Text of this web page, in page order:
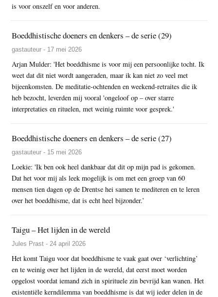
is voor onszelf en voor anderen.
Boeddhistische doeners en denkers – de serie (29)
gastauteur - 17 mei 2026
Arjan Mulder: 'Het boeddhisme is voor mij een persoonlijke tocht. Ik
weet dat dit niet wordt aangeraden, maar ik kan niet zo veel met
bijeenkomsten. De meditatie-ochtenden en weekend-retraites die ik
heb bezocht, leverden mij vooral 'ongeloof op – over starre
interpretaties en rituelen, met weinig ruimte voor gesprek.'
Boeddhistische doeners en denkers – de serie (27)
gastauteur - 15 mei 2026
Loekie: 'Ik ben ook heel dankbaar dat dit op mijn pad is gekomen.
Dat het voor mij als leek mogelijk is om met een groep van 60
mensen tien dagen op de Drentse hei samen te mediteren en te leren
over het boeddhisme, dat is echt heel bijzonder.’
Taigu – Het lijden in de wereld
Jules Prast - 24 april 2026
Het komt Taigu voor dat boeddhisme te vaak gaat over ‘verlichting’
en te weinig over het lijden in de wereld, dat eerst moet worden
opgelost voordat iemand zich in spirituele zin bevrijd kan wanen. Het
existentiële kerndilemma van boeddhisme is dat wij ieder delen in de